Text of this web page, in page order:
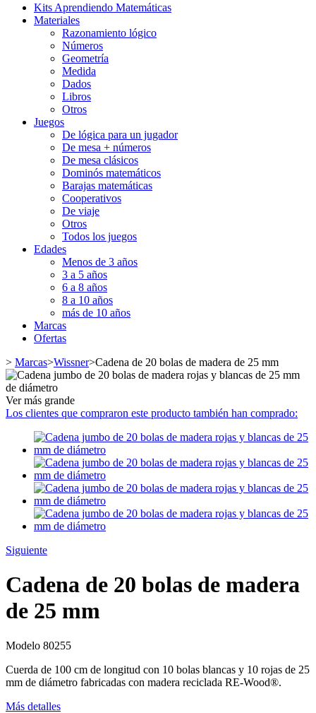
Kits Aprendiendo Matemáticas
Materiales
Razonamiento lógico
Números
Geometría
Medida
Dados
Libros
Otros
Juegos
De lógica para un jugador
De mesa + números
De mesa clásicos
Dominós matemáticos
Barajas matemáticas
Cooperativos
De viaje
Otros
Todos los juegos
Edades
Menos de 3 años
3 a 5 años
6 a 8 años
8 a 10 años
más de 10 años
Marcas
Ofertas
> Marcas>Wissner>Cadena de 20 bolas de madera de 25 mm
Ver más grande
Los clientes que compraron este producto también han comprado:
Siguiente
Cadena de 20 bolas de madera
de 25 mm
Modelo 80255
Cuerda de 100 cm de longitud con 10 bolas blancas y 10 rojas de 25
mm de diámetro fabricadas con madera reciclada RE-Wood®.
Más detalles